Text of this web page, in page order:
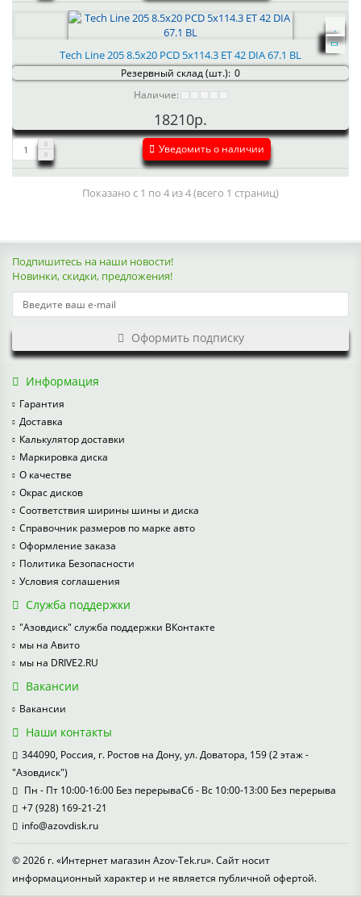
Tech Line 205 8.5x20 PCD 5x114.3 ET 42 DIA 67.1 BL
Резервный склад (шт.): 0
Наличие:
18210р.
Уведомить о наличии
Показано с 1 по 4 из 4 (всего 1 страниц)
Подпишитесь на наши новости!
Новинки, скидки, предложения!
Оформить подписку
Информация
Гарантия
Доставка
Калькулятор доставки
Маркировка диска
О качестве
Окрас дисков
Соответствия ширины шины и диска
Справочник размеров по марке авто
Оформление заказа
Политика Безопасности
Условия соглашения
Служба поддержки
"Азовдиск" служба поддержки ВКонтакте
мы на Авито
мы на DRIVE2.RU
Вакансии
Вакансии
Наши контакты
344090, Россия, г. Ростов на Дону, ул. Доватора, 159 (2 этаж -
"Азовдиск")
Пн - Пт 10:00-16:00 Без перерываСб - Вс 10:00-13:00 Без перерыва
+7 (928) 169-21-21
info@azovdisk.ru
© 2026 г. «Интернет магазин Azov-Tek.ru». Сайт носит
информационный характер и не является публичной офертой.